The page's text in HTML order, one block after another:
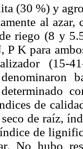
(30 %) y
al
riego (8 y
P K para
(15-
de
seco de raíz,
de
No hubo